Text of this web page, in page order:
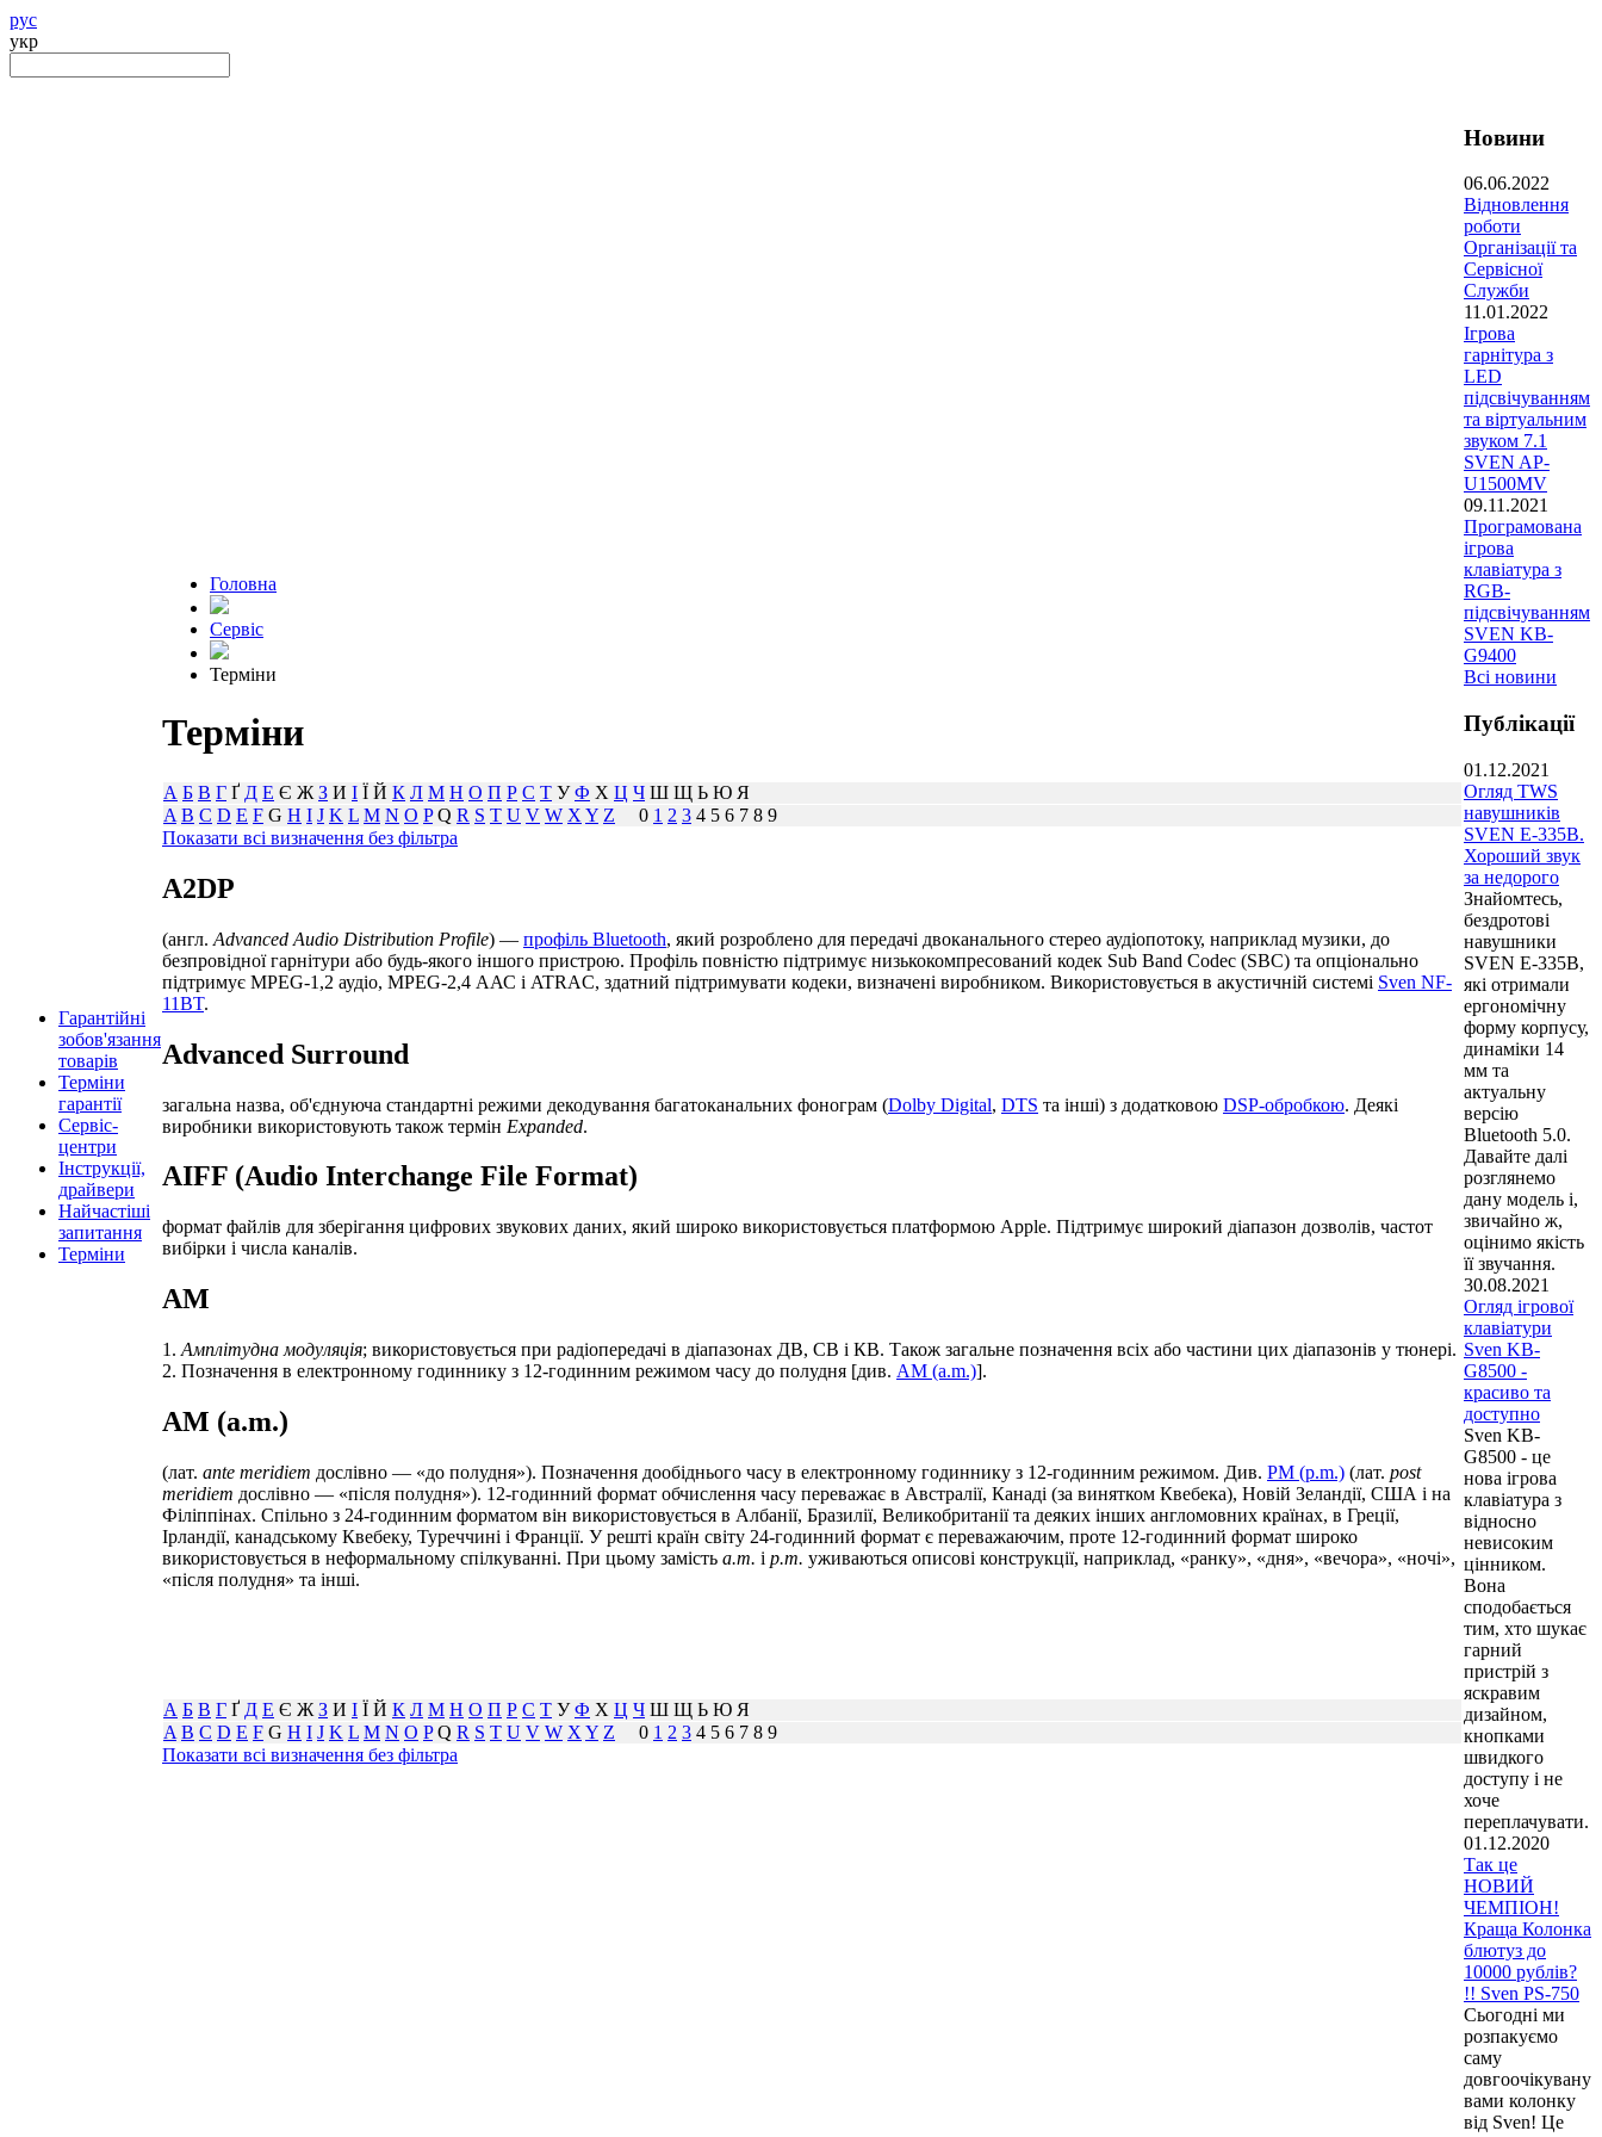
рус
укр
Гарантійні
зобов'язання
товарів
Терміни
гарантії
Сервіс-
центри
Інструкції,
драйвери
Найчастіші
запитання
Терміни
Головна
Сервіс
Терміни
Терміни
А Б В Г Ґ Д Е Є Ж З И І Ї Й К Л М Н О П Р С Т УФ Х Ц Ч Ш Щ Ь Ю Я
A B C D E F G H I J K L M N O PQ R S T U V W X Y Z 0 1 2 3 4 5 6 7 8 9
Показати всі визначення без фільтра
A2DP
(англ. Advanced Audio Distribution Profile) — профіль Bluetooth, який розроблено для передачі двоканального стерео аудіопотоку, наприклад музики, до
безпровідної гарнітури або будь-якого іншого пристрою. Профіль повністю підтримує низькокомпресований кодек Sub Band Codec (SBC) та опціонально
підтримує MPEG-1,2 аудіо, MPEG-2,4 ААС і ATRAC, здатний підтримувати кодеки, визначені виробником. Використовується в акустичній системі Sven NF-
11BT.
Advanced Surround
загальна назва, об'єднуюча стандартні режими декодування багатоканальних фонограм (Dolby Digital, DTS та інші) з додатковою DSP-обробкою. Деякі
виробники використовують також термін Expanded.
AIFF (Audio Interchange File Format)
формат файлів для зберігання цифрових звукових даних, який широко використовується платформою Apple. Підтримує широкий діапазон дозволів, частот
вибірки і числа каналів.
AM
1. Амплітудна модуляція; використовується при радіопередачі в діапазонах ДВ, СВ і КВ. Також загальне позначення всіх або частини цих діапазонів у тюнері.
2. Позначення в електронному годиннику з 12-годинним режимом часу до полудня [див. AM (a.m.)].
AM (a.m.)
(лат. ante meridiem дослівно — «до полудня»). Позначення дообіднього часу в електронному годиннику з 12-годинним режимом. Див. РM (р.m.) (лат. post
meridiem дослівно — «після полудня»). 12-годинний формат обчислення часу переважає в Австралії, Канаді (за винятком Квебека), Новій Зеландії, США і на
Філіппінах. Спільно з 24-годинним форматом він використовується в Албанії, Бразилії, Великобританії та деяких інших англомовних країнах, в Греції,
Ірландії, канадському Квебеку, Туреччині і Франції. У решті країн світу 24-годинний формат є переважаючим, проте 12-годинний формат широко
використовується в неформальному спілкуванні. При цьому замість a.m. і p.m. уживаються описові конструкції, наприклад, «ранку», «дня», «вечора», «ночі»,
«після полудня» та інші.
А Б В Г Ґ Д Е Є Ж З И І Ї Й К Л М Н О П Р С Т УФ Х Ц Ч Ш Щ Ь Ю Я
A B C D E F G H I J K L M N O PQ R S T U V W X Y Z 0 1 2 3 4 5 6 7 8 9
Показати всі визначення без фільтра
Новини
06.06.2022
Відновлення
роботи
Організації та
Сервісної
Служби
11.01.2022
Ігрова
гарнітура з
LED
підсвічуванням
та віртуальним
звуком 7.1
SVEN AP-
U1500MV
09.11.2021
Програмована
ігрова
клавіатура з
RGB-
підсвічуванням
SVEN KB-
G9400
Всі новини
Публікації
01.12.2021
Огляд TWS
навушників
SVEN E-335B.
Хороший звук
за недорого
Знайомтесь,
бездротові
навушники
SVEN E-335B,
які отримали
ергономічну
форму корпусу,
динаміки 14
мм та
актуальну
версію
Bluetooth 5.0.
Давайте далі
розглянемо
дану модель і,
звичайно ж,
оцінимо якість
її звучання.
30.08.2021
Огляд ігрової
клавіатури
Sven KB-
G8500 -
красиво та
доступно
Sven KB-
G8500 - це
нова ігрова
клавіатура з
відносно
невисоким
цінником.
Вона
сподобається
тим, хто шукає
гарний
пристрій з
яскравим
дизайном,
кнопками
швидкого
доступу і не
хоче
переплачувати.
01.12.2020
Так це
НОВИЙ
ЧЕМПІОН!
Краща Колонка
блютуз до
10000 рублів?
!! Sven PS-750
Сьогодні ми
розпакуємо
саму
довгоочікувану
вами колонку
від Sven! Це